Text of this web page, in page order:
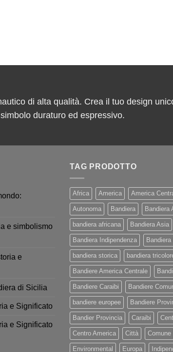
di alta qualità. Crea il tuo design
duraturo ed espressivo.
e simbolismo
e
di Sicilia
e Significato
e Significato
TAG PRODOTTO
Africa America America
Autonoma Bandiera Bandiera
bandiera africana Bandiera Asia
Bandiera Indipendenza
bandiera storica bandiera
Bandiere America Centrale
Bandiere Caraibi Bandiere
bandiere europee Bandiere
Bandier Provincia Caraibi
Centro America Città Comune
Environmental Europa